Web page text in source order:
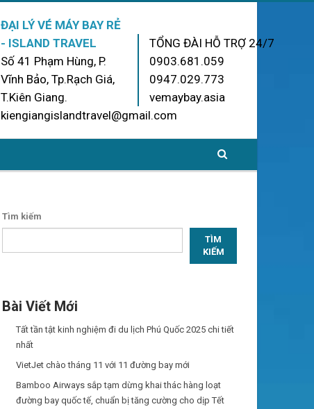
ĐẠI LÝ VÉ MÁY BAY RẺ
- ISLAND TRAVEL
Số 41 Phạm Hùng, P.
Vĩnh Bảo, Tp.Rạch Giá,
T.Kiên Giang.
kiengiangislandtravel@gmail.com
TỔNG ĐÀI HỖ TRỢ 24/7
0903.681.059
0947.029.773
vemaybay.asia
Tìm kiếm
TÌM
KIẾM
Bài Viết Mới
Tất tần tật kinh nghiệm đi du lịch Phú Quốc 2025 chi tiết
nhất
VietJet chào tháng 11 với 11 đường bay mới
Bamboo Airways sắp tạm dừng khai thác hàng loạt
đường bay quốc tế, chuẩn bị tăng cường cho dịp Tết